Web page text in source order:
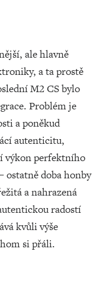
ale hlavně
a ta prostě
M2 CS bylo
Problém je
a poněkud
autenticitu,
výkon perfektního
ostatně doba honby
a nahrazená
radostí
kvůli výše
si přáli.